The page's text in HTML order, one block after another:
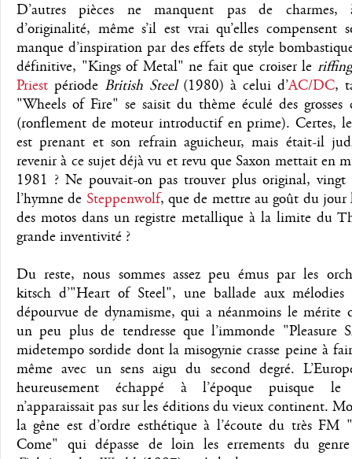
D’autres pièces ne manquent pas de charmes,
d’originalité, même s’il est vrai qu’elles compensent
manque d’inspiration par des effets de style
définitive, "Kings of Metal" ne fait que croiser le
Priest période British Steel (1980) à celui d’AC/DC,
"Wheels of Fire" se saisit du thème éculé des grosses
(ronflement de moteur introductif en prime). Certes,
est prenant et son refrain aguicheur, mais était-il
revenir à ce sujet déjà vu et revu que Saxon mettait en
1981 ? Ne pouvait-on pas trouver plus original, vingt
l’hymne de Steppenwolf, que de mettre au goût du jour
des motos dans un registre metallique à la limite du
grande inventivité ?
Du reste, nous sommes assez peu émus par les
kitsch d’"Heart of Steel", une ballade aux mélodies
dépourvue de dynamisme, qui a néanmoins le mérite
un peu plus de tendresse que l’immonde "Pleasure
midetempo sordide dont la misogynie crasse peine à
même avec un sens aigu du second degré.
heureusement échappé à l’époque puisque le
n’apparaissait pas sur les éditions du vieux continent.
la gêne est d’ordre esthétique à l’écoute du très FM
Come" qui dépasse de loin les errements du